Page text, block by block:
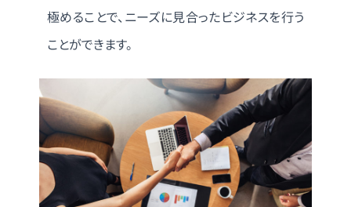
極めることで、ニーズに見合ったビジネスを行う
ことができます。